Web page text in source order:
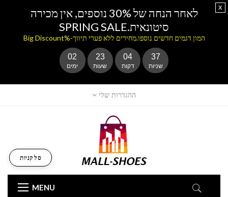
ההגדרות שלי
MENU
סל קניות
לאחר הנחה של 30% נוספים, אין מכירה
סיטונאית.SPRING SALE
המון דגמים חדשים נוספו.מחירים ללא פערי תיווך-%Big Discount
02
ימים
23
שעות
04
דקות
37
שניות
x